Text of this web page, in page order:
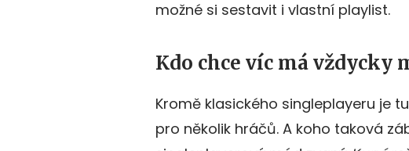
možné si sestavit i vlastní playlist.
Kdo chce víc má vždycky
Kromě klasického singleplayeru je
pro několik hráčů. A koho taková